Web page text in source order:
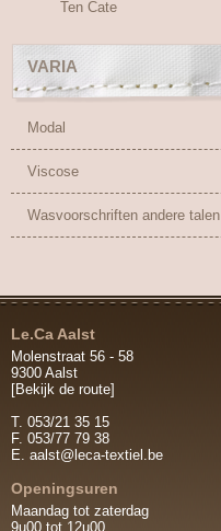
Ten Cate
VARIA
Modal
Viscose
Wasvoorschriften andere talen
Le.Ca Aalst
Molenstraat 56 - 58
9300 Aalst
[Bekijk de route]
T. 053/21 35 15
F. 053/77 79 38
E. aalst@leca-textiel.be
Openingsuren
Maandag tot zaterdag
9u00 tot 12u00